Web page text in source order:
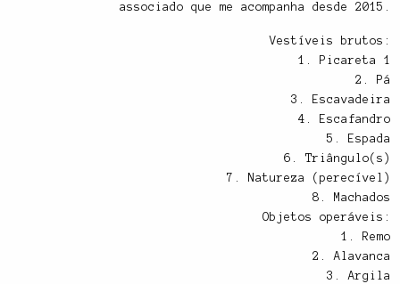
associado que me acompanha desde 2015.
Vestíveis brutos:
1. Picareta 1
2. Pá
3. Escavadeira
4. Escafandro
5. Espada
6. Triângulo(s)
7. Natureza (perecível)
8. Machados
Objetos operáveis:
1. Remo
2. Alavanca
3. Argila